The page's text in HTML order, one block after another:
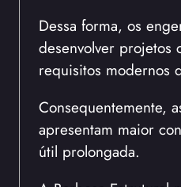
Dessa forma, os
desenvolver projetos
requisitos modernos
Consequentemente,
apresentam maior
útil prolongada.